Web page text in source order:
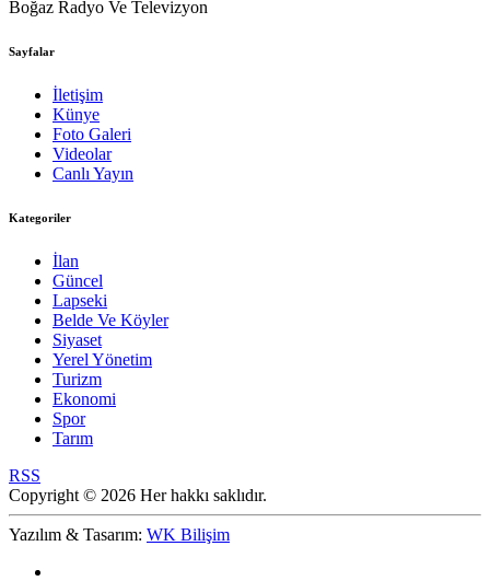
Boğaz Radyo Ve Televizyon
Sayfalar
İletişim
Künye
Foto Galeri
Videolar
Canlı Yayın
Kategoriler
İlan
Güncel
Lapseki
Belde Ve Köyler
Siyaset
Yerel Yönetim
Turizm
Ekonomi
Spor
Tarım
RSS
Copyright © 2026 Her hakkı saklıdır.
Yazılım & Tasarım: WK Bilişim